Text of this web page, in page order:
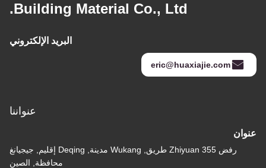
Building Material Co., Ltd.
البريد الإلكتروني
eric@huaxiajie.com
عنواننا
عنوان
رفض 355 Zhiyuan طريق, Wukang مدينة, Deqing إقليم, جيجيانغ
محافظة, الصين